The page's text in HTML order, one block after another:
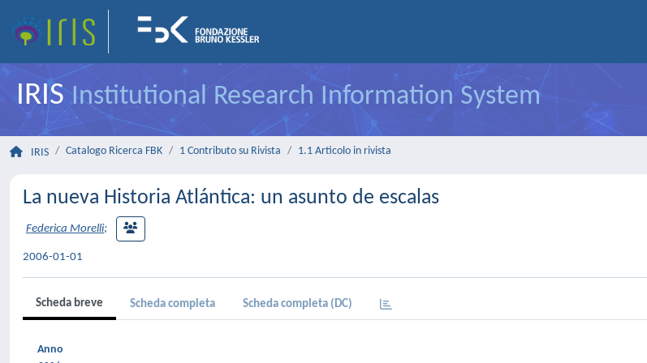
IRISInstitutional Research Information System
IRIS Catalogo Ricerca FBK 1 Contributo su Rivista 1.1 Articolo in rivista
La nueva Historia Atlántica: un asunto de escalas
Federica Morelli;
2006-01-01
Scheda breve Scheda completa Scheda completa (DC)
Anno